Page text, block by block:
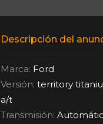
Descripción del
Marca: Ford
Versión: territory
a/t
Transmisión: